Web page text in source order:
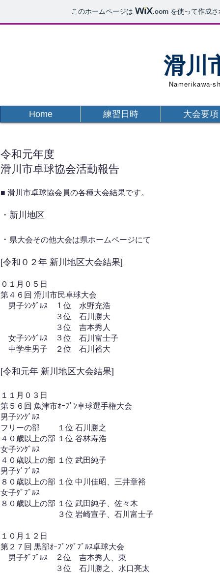
このホームページは .com を使って作成
滑川
Namerikawa-
Home 練習日時 大会要項
令和元年度​
​滑川市卓球協会活動報告
■ 滑川市卓球協会員の各種大会結果です。
・新川地区
・ 県大会その他大会は県ホームページにて
[令和０２年 新川地区大会結果]
０１月０５日
第４６回 滑川市民卓球大会
男子ｼﾝｸﾞﾙｽ １位 水野充浩
３位 石川勝大
３位 吉本秀人
女子ｼﾝｸﾞﾙｽ ３位 石川富士子
​ 中学生男子 ２位 石川裕大
[令和元年 新川地区大会結果]
１１月０３日
第５６回 魚津市ｵｰﾌﾟﾝ卓球選手権大会
男子ｼﾝｸﾞﾙｽ
フリーの部 １位 石川勝之
４０歳以上の部 １位 谷林寿浩
女子ｼﾝｸﾞﾙｽ
４０歳以上の部 １位 武田純子
男子ﾀﾞﾌﾞﾙｽ
８０歳以上の部 １位 中川佳昭、三井章裕
女子ﾀﾞﾌﾞﾙｽ
８０歳以上の部 １位 武田純子、佐々木
３位 岩崎宣子、石川富士子
１０月１２日
第２７回 黒部ｵｰﾌﾟﾝﾀﾞﾌﾞﾙｽ卓球大会
​ 男子ﾀﾞﾌﾞﾙｽ ２位 吉本秀人、東
３位 石川勝之、水口亮太